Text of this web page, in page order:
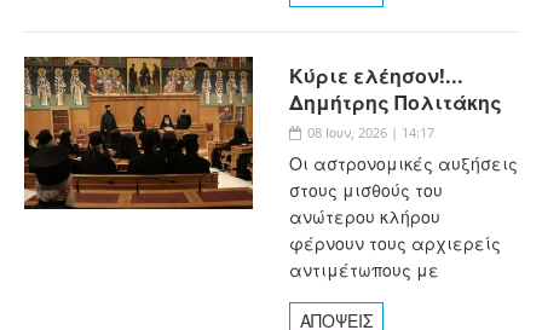
Κύριε ελέησον!...
Δημήτρης Πολιτάκης
08 Ιουν, 2026 | 14:17
Οι αστρονομικές αυξήσεις
στους μισθούς του
ανώτερου κλήρου
φέρνουν τους αρχιερείς
αντιμέτωπους με
ΑΠΟΨΕΙΣ